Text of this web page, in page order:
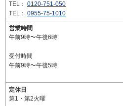
TEL： 0120-751-050
TEL： 0955-75-1010
営業時間
午前9時〜午後6時
受付時間
午前9時〜午後5時
定休日
第1・第2火曜